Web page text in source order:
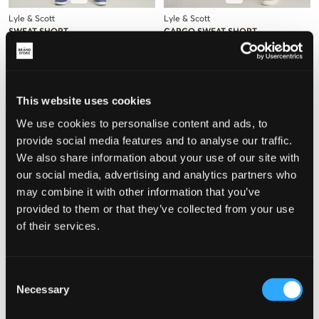
This website uses cookies
We use cookies to personalise content and ads, to
provide social media features and to analyse our traffic.
We also share information about your use of our site with
our social media, advertising and analytics partners who
may combine it with other information that you’ve
provided to them or that they’ve collected from your use
of their services.
Selection
Necessary
Lyle & Scott
SWEAT SHORT
22,50 €
Lyle & Scott
CARGO SWEAT SHORT